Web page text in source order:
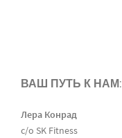
ВАШ ПУТЬ К НАМ:
Лера Конрад
c/o SK Fitness